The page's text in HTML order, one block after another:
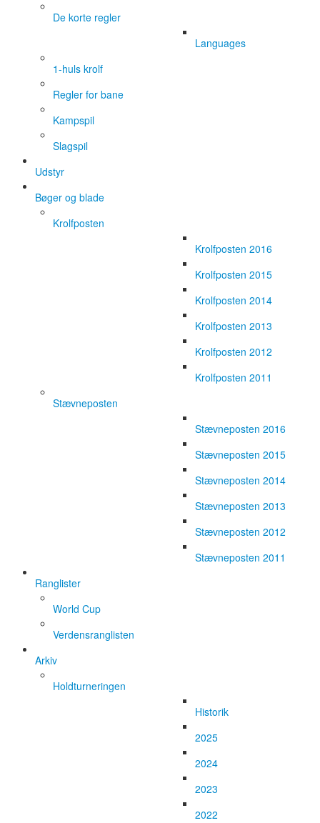
De korte regler
Languages
1-huls krolf
Regler for bane
Kampspil
Slagspil
Udstyr
Bøger og blade
Krolfposten
Krolfposten 2016
Krolfposten 2015
Krolfposten 2014
Krolfposten 2013
Krolfposten 2012
Krolfposten 2011
Stævneposten
Stævneposten 2016
Stævneposten 2015
Stævneposten 2014
Stævneposten 2013
Stævneposten 2012
Stævneposten 2011
Ranglister
World Cup
Verdensranglisten
Arkiv
Holdturneringen
Historik
2025
2024
2023
2022